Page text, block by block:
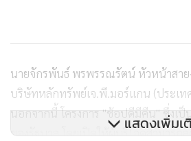
นายจักรพันธ์ พรพรรณรัตน์ หัวหน้าสา
บริษัทหลักทรัพย์เจ.พี.มอร์แกน (ประเท
นอกจากนี้ โครงการ "ช้อปดีมีคืน" ซึ่งเป็
ของรัฐบาล โดยเปิดให้ผู้บริโภคสามาร
แสดงเพิ่มเ